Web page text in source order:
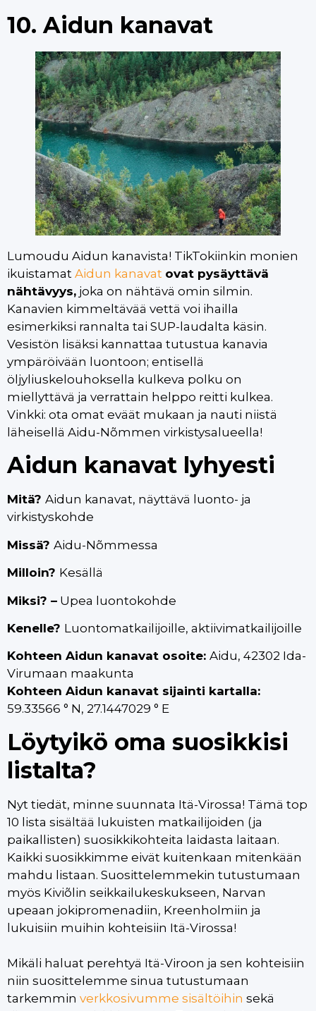
10. Aidun kanavat
Lumoudu Aidun kanavista! TikTokiinkin monien
ikuistamat Aidun kanavat ovat pysäyttävä
nähtävyys, joka on nähtävä omin silmin.
Kanavien kimmeltävää vettä voi ihailla
esimerkiksi rannalta tai SUP-laudalta käsin.
Vesistön lisäksi kannattaa tutustua kanavia
ympäröivään luontoon; entisellä
öljyliuskelouhoksella kulkeva polku on
miellyttävä ja verrattain helppo reitti kulkea.
Vinkki: ota omat eväät mukaan ja nauti niistä
läheisellä Aidu-Nõmmen virkistysalueella!
Aidun kanavat lyhyesti
Mitä? Aidun kanavat, näyttävä luonto- ja
virkistyskohde
Missä? Aidu-Nõmmessa
Milloin? Kesällä
Miksi? – Upea luontokohde
Kenelle? Luontomatkailijoille, aktiivimatkailijoille
Kohteen Aidun kanavat osoite: Aidu, 42302 Ida-
Virumaan maakunta
Kohteen Aidun kanavat sijainti kartalla:
59.33566 ° N, 27.1447029 ° E
Löytyikö oma suosikkisi
listalta?
Nyt tiedät, minne suunnata Itä-Virossa! Tämä top
10 lista sisältää lukuisten matkailijoiden (ja
paikallisten) suosikkikohteita laidasta laitaan.
Kaikki suosikkimme eivät kuitenkaan mitenkään
mahdu listaan. Suosittelemmekin tutustumaan
myös Kiviõlin seikkailukeskukseen, Narvan
upeaan jokipromenadiin, Kreenholmiin ja
lukuisiin muihin kohteisiin Itä-Virossa!
Mikäli haluat perehtyä Itä-Viroon ja sen kohteisiin
niin suosittelemme sinua tutustumaan
tarkemmin verkkosivumme sisältöihin sekä